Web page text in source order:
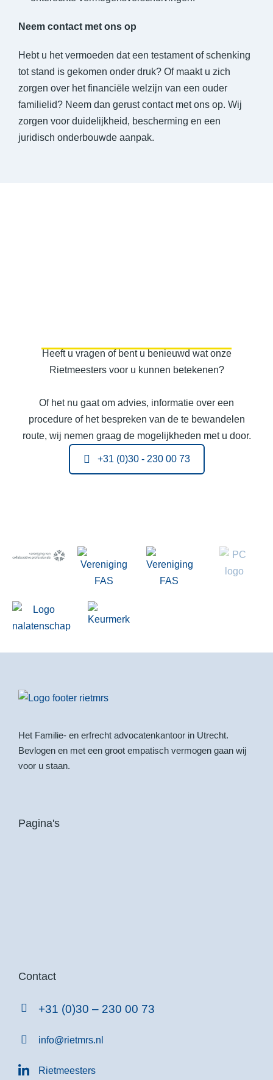
Neem contact met ons op
Hebt u het vermoeden dat een testament of schenking
tot stand is gekomen onder druk? Of maakt u zich
zorgen over het financiële welzijn van een ouder
familielid? Neem dan gerust contact met ons op. Wij
zorgen voor duidelijkheid, bescherming en een
juridisch onderbouwde aanpak.
Heeft u vragen of bent u benieuwd wat onze
Rietmeesters voor u kunnen betekenen?
Of het nu gaat om advies, informatie over een
procedure of het bespreken van de te bewandelen
route, wij nemen graag de mogelijkheden met u door.
+31 (0)30 - 230 00 73
Het Familie- en erfrecht advocatenkantoor in Utrecht.
Bevlogen en met een groot empatisch vermogen gaan wij
voor u staan.
Pagina's
Contact
+31 (0)30 – 230 00 73
info@rietmrs.nl
Rietmeesters